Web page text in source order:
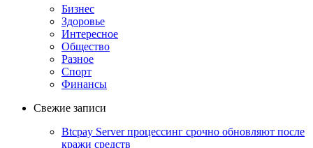
Бизнес
Здоровье
Интересное
Общество
Разное
Спорт
Финансы
Свежие записи
Btcpay Server процессинг срочно обновляют после
кражи средств